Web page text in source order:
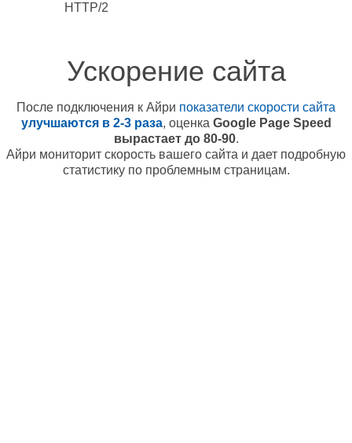
HTTP/2
Ускорение сайта
После подключения к Айри показатели скорости сайта
улучшаются в 2-3 раза, оценка Google Page Speed
вырастает до 80-90.
Айри мониторит скорость вашего сайта и дает подробную
статистику по проблемным страницам.